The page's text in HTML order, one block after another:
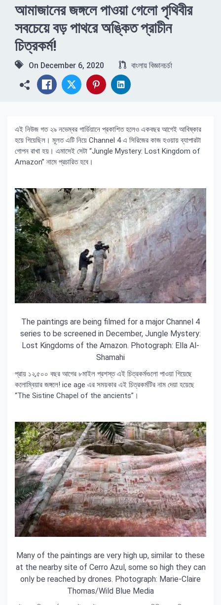
আমাজানের জঙ্গলে পাওয়া গেলো পৃথিবীর
সবচেয়ে বড় পাথরে অঙ্কিত প্রাচীন
চিত্রকর্ম!
On December 6, 2020 বাংলায় বিজ্ঞানচর্চা
এই নিউজ গত ২৯ নভেম্বর গার্ডিয়ানে প্রকাশিত হলেও একবছর আগেই আবিষ্কার
হয়ে গিয়েছিল‍। মূলত এটি নিয়ে Channel 4 এ সিরিজের কাজ হওয়ায় ব্যাপারটা
গোপন রাখা হয়‍। এমাসেই সেটা “Jungle Mystery: Lost Kingdom of
Amazon” নামে প্রচারিত হবে‍।
The paintings are being filmed for a major Channel 4
series to be screened in December, Jungle Mystery:
Lost Kingdoms of the Amazon. Photograph: Ella Al-
Shamahi
প্রায় ১২,৫০০ বছর আগের ৮মাইল প্রশস্ত এই চিত্রকর্মগুলো পাওয়া গিয়েছে
কলোম্বিয়ার জঙ্গলে! ice age এর সময়কার‍ এই চিত্রকর্মটির নাম দেয়া হয়েছে
“The Sistine Chapel of the ancients”।
Many of the paintings are very high up, similar to these
at the nearby site of Cerro Azul, some so high they can
only be reached by drones. Photograph: Marie-Claire
Thomas/Wild Blue Media